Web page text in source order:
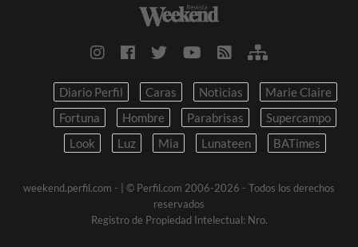
Diario Perfil Caras Noticias
Marie Claire
Fortuna
Hombre Parabrisas
Supercampo
Look
Luz Mia Lunateen BATimes
weekend.perfil.com -
| © Perfil.com 2006-2026 - Todos los derechos
reservados
Registro de Propiedad Intelectual: Nro.